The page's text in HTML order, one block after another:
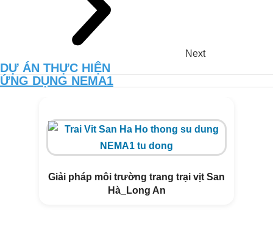
Next
DỰ ÁN THỰC HIỆN
ỨNG DỤNG NEMA1
Giải pháp môi trường trang trại vịt San
Hà_Long An